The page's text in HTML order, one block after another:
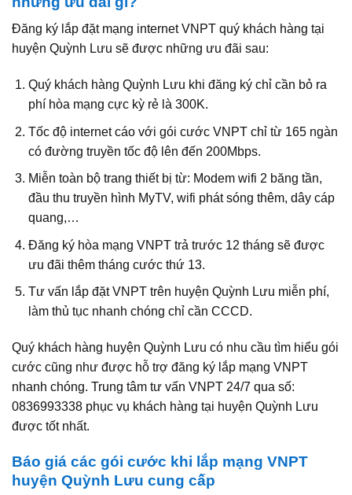
Đăng ký lắp đặt mạng internet VNPT quý khách hàng tại
huyện Quỳnh Lưu sẽ được những ưu đãi sau:
Quý khách hàng Quỳnh Lưu khi đăng ký chỉ cần bỏ ra
phí hòa mạng cực kỳ rẻ là 300K.
Tốc độ internet cáo với gói cước VNPT chỉ từ 165 ngàn
có đường truyền tốc độ lên đến 200Mbps.
Miễn toàn bộ trang thiết bị từ: Modem wifi 2 băng tần,
đầu thu truyền hình MyTV, wifi phát sóng thêm, dây cáp
quang,…
Đăng ký hòa mạng VNPT trả trước 12 tháng sẽ được
ưu đãi thêm tháng cước thứ 13.
Tư vấn lắp đặt VNPT trên huyện Quỳnh Lưu miễn phí,
làm thủ tục nhanh chóng chỉ cần CCCD.
Quý khách hàng huyện Quỳnh Lưu có nhu cầu tìm hiểu gói
cước cũng như được hỗ trợ đăng ký lắp mạng VNPT
nhanh chóng. Trung tâm tư vấn VNPT 24/7 qua số:
0836993338 phục vụ khách hàng tại huyện Quỳnh Lưu
được tốt nhất.
Báo giá các gói cước khi lắp mạng VNPT
huyện Quỳnh Lưu cung cấp